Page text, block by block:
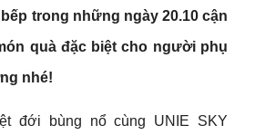
trong những ngày 20.10 cận
quà đặc biệt cho người phụ
nhé!
đới bùng nổ cùng UNIE SKY